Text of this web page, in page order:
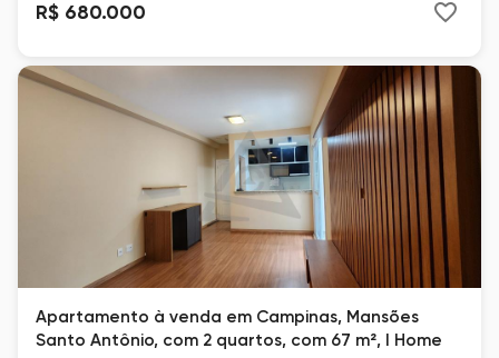
R$ 680.000
Apartamento à venda em Campinas, Mansões
Santo Antônio, com 2 quartos, com 67 m², I Home